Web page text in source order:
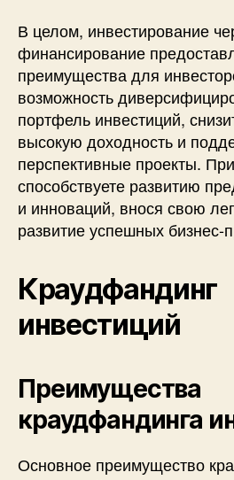
В целом, инвестирование
финансирование
преимущества для
возможность
портфель инвестиций,
высокую доходность и
перспективные проекты.
способствуете развитию
и инноваций, внося свою
развитие успешных бизнес-
Краудфандинг
инвестиций
Преимущества
краудфандинга
Основное преимущество